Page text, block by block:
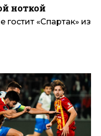
ноткой
«Спартак» из